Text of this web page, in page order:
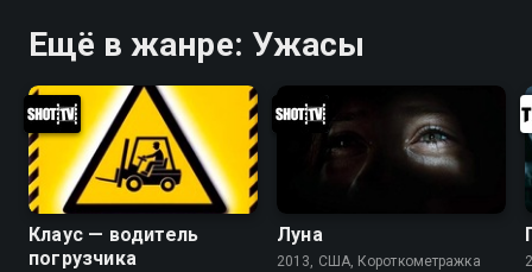
Ещё в жанре: Ужасы
Клаус — водитель
погрузчика
Луна
2013, США, Короткометражка